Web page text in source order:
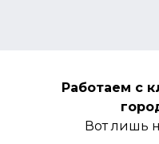
Работаем с
Вот лишь